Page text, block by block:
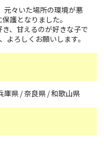
元々いた場所の環境が悪
護となりました。
、甘えるのが好きな子で
よろしくお願いします。
庫県 / 奈良県 / 和歌山県